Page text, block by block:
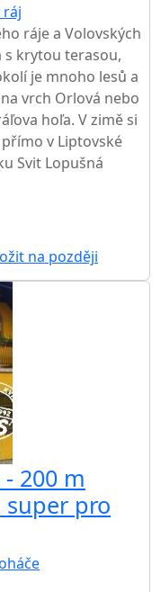
ráj
ráje a Volovských
s krytou terasou,
je mnoho lesů a
vrch Orlová nebo
hoľa. V zimě si
v Liptovské
Svit Lopušná
na později
200 m
super pro